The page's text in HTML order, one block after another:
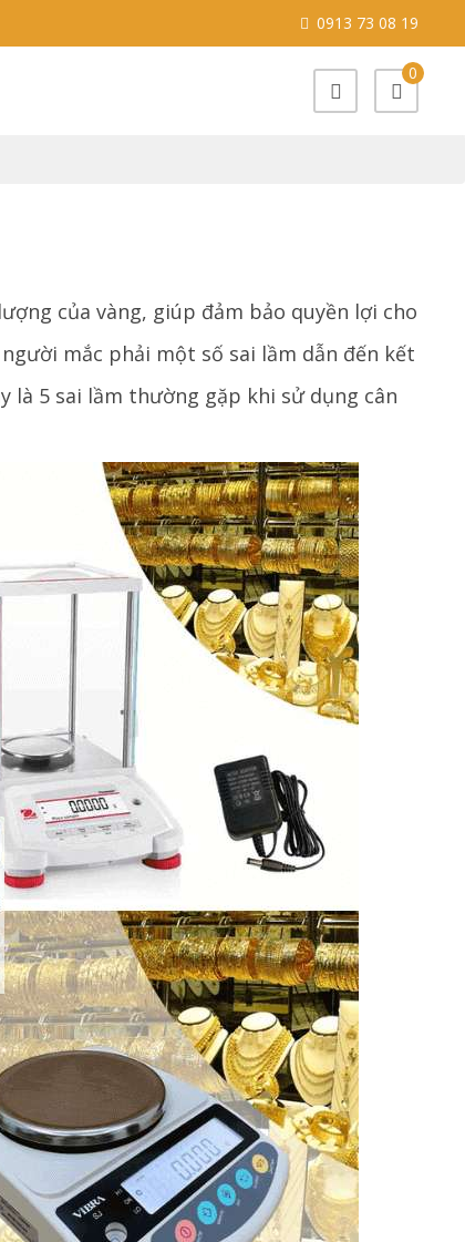
0913 73 08 19
0
của vàng, giúp đảm bảo quyền lợi cho
mắc phải một số sai lầm dẫn đến kết
là 5 sai lầm thường gặp khi sử dụng cân